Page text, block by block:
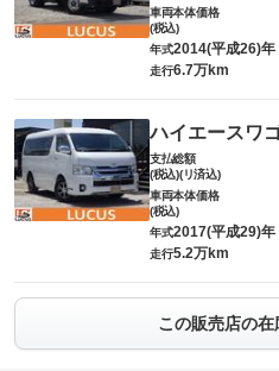
車両本体価格
(税込)
年式2014(平成26)年
走行6.7万km
ハイエースワ
支払総額
(税込)(リ済込)
車両本体価格
(税込)
年式2017(平成29)年
走行5.2万km
この販売店の